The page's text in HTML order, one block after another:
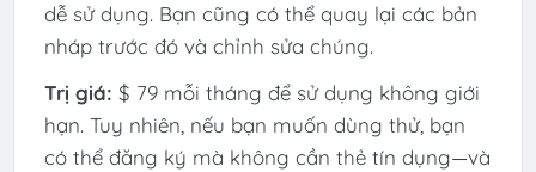
dễ sử dụng. Bạn cũng có thể quay lại các bản
nháp trước đó và chỉnh sửa chúng.
Trị giá: $ 79 mỗi tháng để sử dụng không giới
hạn. Tuy nhiên, nếu bạn muốn dùng thử, bạn
có thể đăng ký mà không cần thẻ tín dụng—và